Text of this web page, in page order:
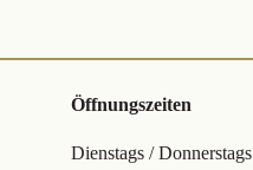
Öffnungszeiten
Dienstags / Donnerstags